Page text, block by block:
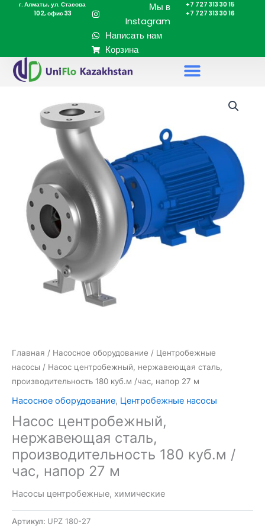
Перейтиг. Алматы, ул. Стасова
102, офис 33
Мы в
Instagram
Написать нам
Корзина
+7 727 313 30 15
+7 727 313 30 16
Главная / Насосное оборудование / Центробежные
насосы / Насос центробежный, нержавеющая сталь,
производительность 180 куб.м /час, напор 27 м
Насосное оборудование, Центробежные насосы
Насос центробежный,
нержавеющая сталь,
производительность 180 куб.м /
час, напор 27 м
Насосы центробежные, химические
Артикул: UPZ 180-27